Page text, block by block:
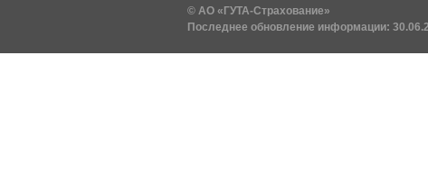
© АО «ГУТА-Страхование»
Последнее обновление информации: